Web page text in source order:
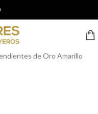
de Oro Amarillo